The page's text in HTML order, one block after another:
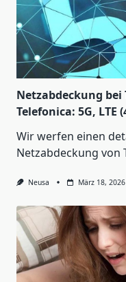
Netzabdeckung bei
Telefonica: 5G, LTE
Wir werfen einen
Netzabdeckung von
Neusa März 18, 2026